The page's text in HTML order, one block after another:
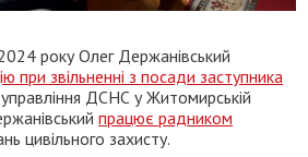
року Олег Держанівський
при звільненні з посади заступника
ДСНС у Житомирській
працює радником
цивільного захисту.